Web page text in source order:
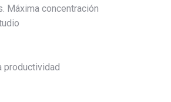
Máxima concentración
productividad